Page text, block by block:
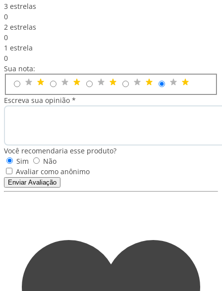
3 estrelas
0
2 estrelas
0
1 estrela
0
Sua nota:
Escreva sua opinião *
Você recomendaria esse produto?
Sim
Não
Avaliar como anônimo
Enviar Avaliação